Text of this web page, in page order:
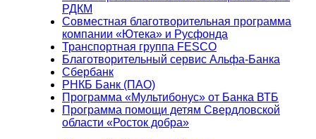
РДКМ
Совместная благотворительная программа
компании «Ютека» и Русфонда
Транспортная группа FESCO
Благотворительный сервис Альфа-Банка
Сбербанк
РНКБ Банк (ПАО)
Программа «Мультибонус» от Банка ВТБ
Программа помощи детям Свердловской
области «Росток добра»